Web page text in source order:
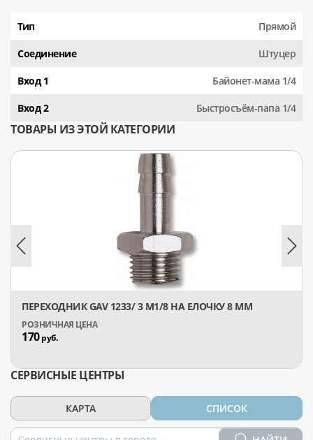
Тип Прямой
Соединение Штуцер
Вход 1 Байонет-мама 1/4
Вход 2 Быстросъём-папа 1/4
ТОВАРЫ ИЗ ЭТОЙ КАТЕГОРИИ
ПЕРЕХОДНИК GAV 1233/ 3 М1/8 НА ЕЛОЧКУ 8 ММ
170руб.
СЕРВИСНЫЕ ЦЕНТРЫ
КАРТА СПИСОК